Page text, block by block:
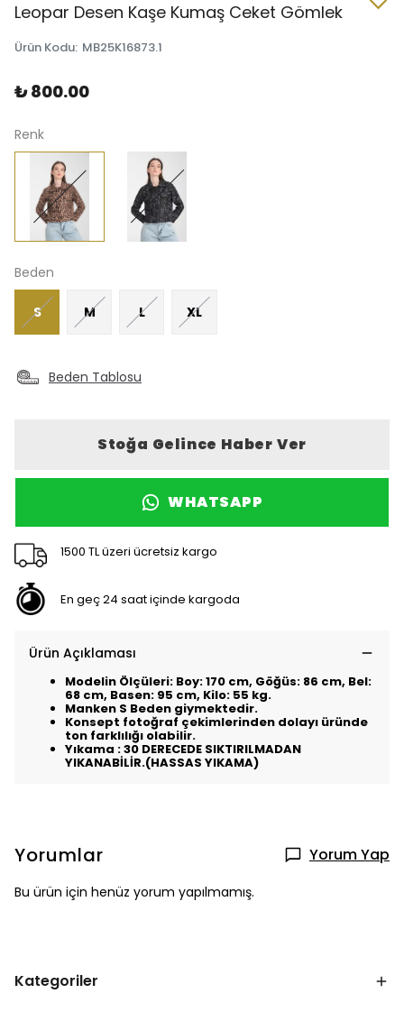
Leopar Desen Kaşe Kumaş Ceket Gömlek
Ürün Kodu: MB25K16873.1
₺ 800.00
Renk
Beden
S M L XL
Beden Tablosu
Stoğa Gelince Haber Ver
WHATSAPP
1500 TL üzeri ücretsiz kargo
En geç 24 saat içinde kargoda
Ürün Açıklaması
Modelin Ölçüleri: Boy: 170 cm, Göğüs: 86 cm, Bel:
68 cm, Basen: 95 cm, Kilo: 55 kg.
Manken S Beden giymektedir.
Konsept fotoğraf çekimlerinden dolayı üründe
ton farklılığı olabilir.
Yıkama : 30 DERECEDE SIKTIRILMADAN
YIKANABİLİR.(HASSAS YIKAMA)
Yorumlar Yorum Yap
Bu ürün için henüz yorum yapılmamış.
Kategoriler